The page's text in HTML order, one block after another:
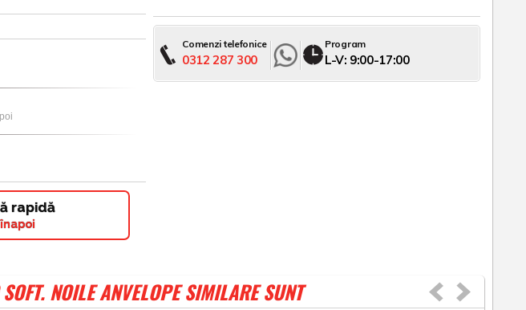
rapidă
Comenzi telefonice
0312 287 300
Program
L-V: 9:00-17:00
NOILE ANVELOPE SIMILARE SUNT